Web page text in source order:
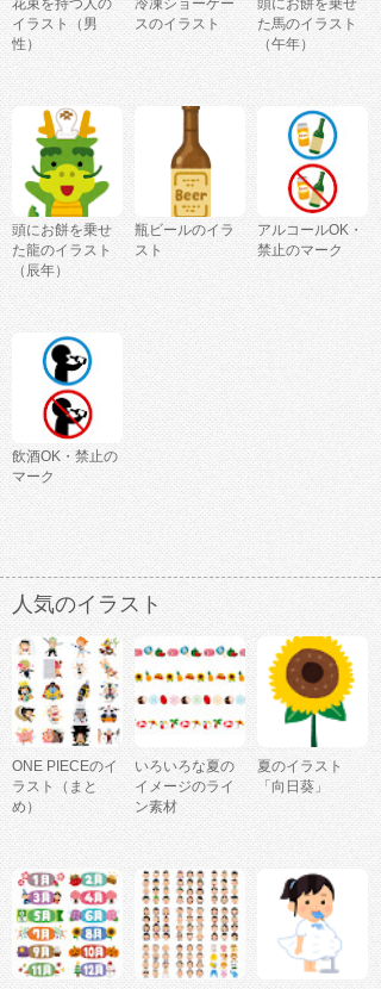
花束を持つ人の
イラスト（男
性）
冷凍ショーケー
スのイラスト
頭にお餅を乗せ
た馬のイラスト
（午年）
頭にお餅を乗せ
た龍のイラスト
（辰年）
瓶ビールのイラ
スト
アルコールOK・
禁止のマーク
飲酒OK・禁止の
マーク
人気のイラスト
ONE PIECEのイ
ラスト（まと
め）
いろいろな夏の
イメージのライ
ン素材
夏のイラスト
「向日葵」